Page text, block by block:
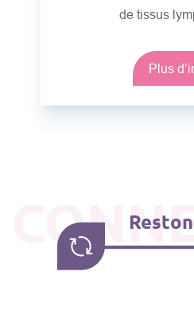
de tissus
Plus